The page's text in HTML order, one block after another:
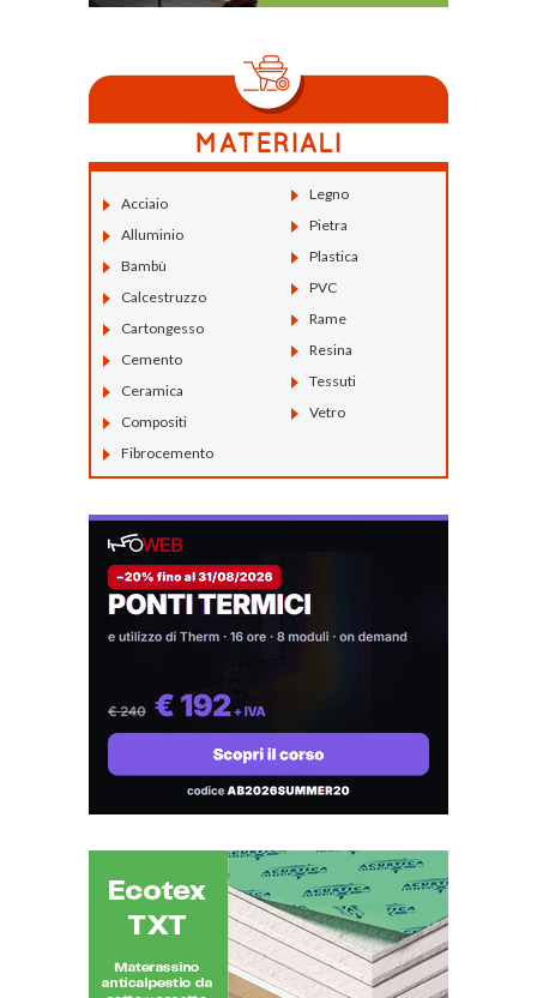
Acciaio
Alluminio
Bambù
Calcestruzzo
Cartongesso
Cemento
Ceramica
Compositi
Fibrocemento
Legno
Pietra
Plastica
PVC
Rame
Resina
Tessuti
Vetro